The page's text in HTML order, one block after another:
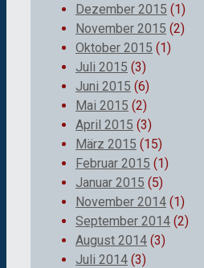
Dezember 2015 (1)
November 2015 (2)
Oktober 2015 (1)
Juli 2015 (3)
Juni 2015 (6)
Mai 2015 (2)
April 2015 (3)
März 2015 (15)
Februar 2015 (1)
Januar 2015 (5)
November 2014 (1)
September 2014 (2)
August 2014 (3)
Juli 2014 (3)